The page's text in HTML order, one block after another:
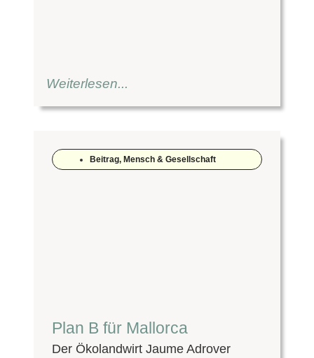
Weiterlesen...
Beitrag, Mensch & Gesellschaft
Plan B für Mallorca
Der Ökolandwirt Jaume Adrover